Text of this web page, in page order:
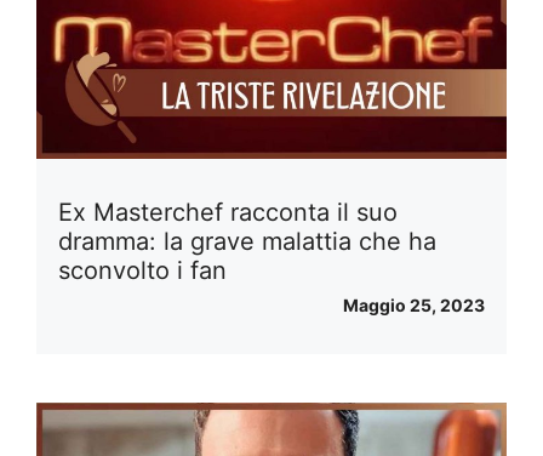
Ex Masterchef racconta il suo
dramma: la grave malattia che ha
sconvolto i fan
Maggio 25, 2023